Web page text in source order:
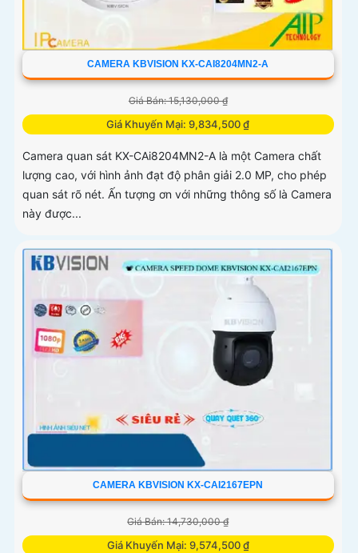
CAMERA KBVISION KX-CAI8204MN2-A
Giá Bán: 15,130,000 ₫
Giá Khuyến Mại: 9,834,500 ₫
Camera quan sát KX-CAi8204MN2-A là một Camera chất
lượng cao, với hình ảnh đạt độ phân giải 2.0 MP, cho phép
quan sát rõ nét. Ấn tượng ơn với những thông số là Camera
này được...
CAMERA KBVISION KX-CAI2167EPN
Giá Bán: 14,730,000 ₫
Giá Khuyến Mại: 9,574,500 ₫